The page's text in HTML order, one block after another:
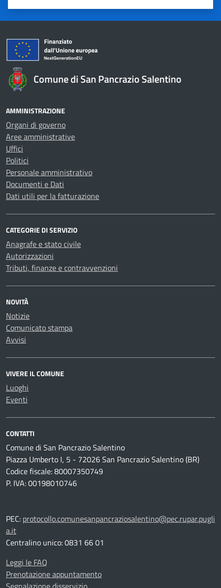
Valuta 5 stelle su 5
Valuta 4 stelle su 5
Valuta 3 stelle su 5
Valuta 2 stelle su 5
Valuta 1 stelle su 5
Comune di San Pancrazio Salentino
AMMINISTRAZIONE
Organi di governo
Aree amministrative
Uffici
Politici
Personale amministrativo
Documenti e Dati
Dati utili per la fatturazione
CATEGORIE DI SERVIZIO
Anagrafe e stato civile
Autorizzazioni
Tributi, finanze e contravvenzioni
NOVITÀ
Notizie
Comunicato stampa
Avvisi
VIVERE IL COMUNE
Luoghi
Eventi
CONTATTI
Comune di San Pancrazio Salentino
Piazza Umberto I, 5 - 72026 San Pancrazio Salentino (BR)
Codice fiscale: 80007350749
P. IVA: 00198010746
PEC: protocollo.comunesanpancraziosalentino@pec.rupar.pugli
a.it
Centralino unico: 0831 66 01
Leggi le FAQ
Prenotazione appuntamento